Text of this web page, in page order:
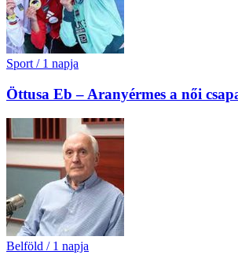
Sport / 1 napja
Öttusa Eb – Aranyérmes a női
Belföld / 1 napja